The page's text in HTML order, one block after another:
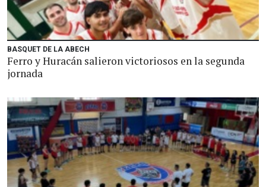
BASQUET DE LA ABECH
Ferro y Huracán salieron victoriosos en la segunda
jornada